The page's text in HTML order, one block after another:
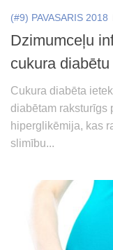
(#9) PAVASARIS 2018
Dzimumceļu
cukura diabētu
Cukura diabēta
diabētam raksturīgs
hiper­glikēmija, kas
slimību...